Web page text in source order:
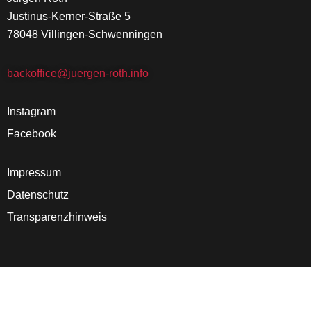
Justinus-Kerner-Straße 5
78048 Villingen-Schwenningen
backoffice@juergen-roth.info
Instagram
Facebook
Impressum
Datenschutz
Transparenzhinweis